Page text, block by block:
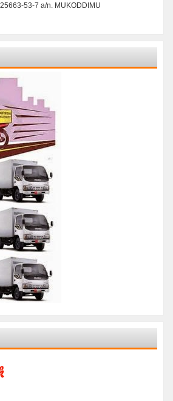
53-7 a/n. MUKODDIMU